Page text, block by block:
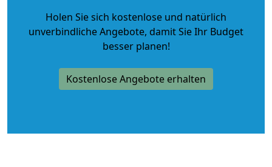
Holen Sie sich kostenlose und natürlich
unverbindliche Angebote, damit Sie Ihr Budget
besser planen!
Kostenlose Angebote erhalten